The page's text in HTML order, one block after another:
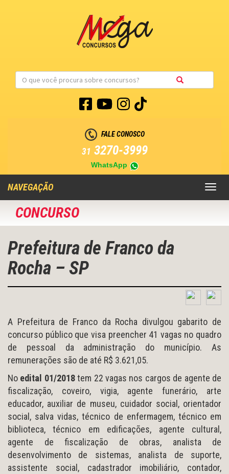
FALE CONOSCO
31 3270-3999
WhatsApp
Toggle
NAVEGAÇÃO
CONCURSO
Prefeitura de Franco da
Rocha – SP
A Prefeitura de Franco da Rocha divulgou gabarito de
concurso público que visa preencher 41 vagas no quadro
de pessoal da administração do município. As
remunerações são de até R$ 3.621,05.
No edital 01/2018tem 22 vagas nos cargos de agente de
fiscalização, coveiro, vigia, agente funerário, arte
educador, auxiliar de museu, cuidador social, orientador
social, salva vidas, técnico de enfermagem, técnico em
biblioteca, técnico em edificações, agente cultural,
agente de fiscalização de obras, analista de
desenvolvimento de sistemas, analista de suporte,
assistente social, cadastrador imobiliário, contador,